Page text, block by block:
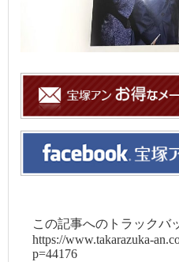
この記事へのトラックバ
https://www.takarazuka-
p=44176